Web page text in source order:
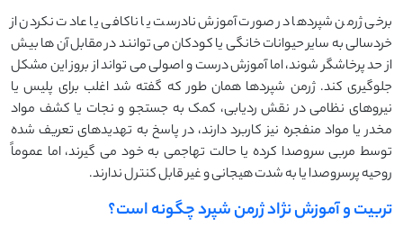
برخی ژرمن شپردها در صورت آموزش نادرست یا ناکافی یا عادت نکردن از
خردسالی به سایر حیوانات خانگی یا کودکان می توانند در مقابل آن ها بیش
از حد پرخاشگر شوند، اما آموزش درست و اصولی می تواند از بروز این مشکل
جلوگیری کند. ژرمن شپردها همان طور که گفته شد اغلب برای پلیس یا
نیروهای نظامی در نقش ردیابی، کمک به جستجو و نجات یا کشف مواد
مخدر یا مواد منفجره نیز کاربرد دارند، در پاسخ به تهدیدهای تعریف شده
توسط مربی سروصدا کرده یا حالت تهاجمی به خود می گیرند، اما عموماً
روحیه پرسروصدا یا به شدت هیجانی و غیر قابل کنترل ندارند.
تربیت و آموزش نژاد ژرمن شپرد چگونه است؟